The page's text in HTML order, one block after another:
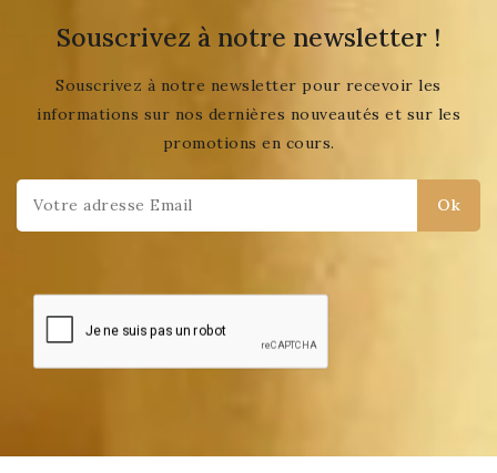
Souscrivez à notre newsletter !
Souscrivez à notre newsletter pour recevoir les
informations sur nos dernières nouveautés et sur les
promotions en cours.